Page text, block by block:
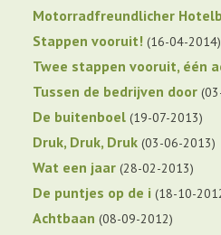
Motorradfreundlicher
Stappen vooruit! 16-04-2014
Twee stappen vooruit, één
Tussen de bedrijven door
De buitenboel 19-07-2013
Druk, Druk, Druk 03-06-2013
Wat een jaar 28-02-2013
De puntjes op de i 18-10-
Achtbaan 08-09-2012